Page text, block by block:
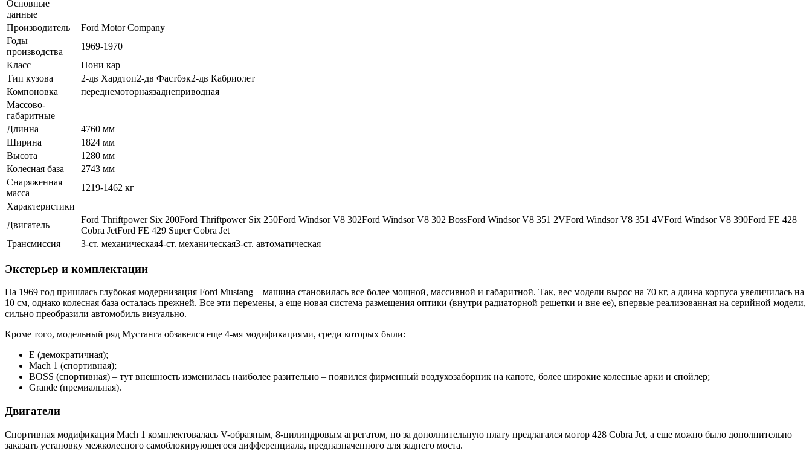
Основные
данные
Производитель
Ford Motor Company
Годы
производства
1969-1970
Класс
Пони кар
Тип кузова
2-дв Хардтоп2-дв Фастбэк2-дв Кабриолет
Компоновка
переднемоторнаязаднеприводная
Массово-
габаритные
Длинна
4760 мм
Ширина
1824 мм
Высота
1280 мм
Колесная база
2743 мм
Снаряженная
масса
1219-1462 кг
Характеристики
Двигатель
Ford Thriftpower Six 200Ford Thriftpower Six 250Ford Windsor V8 302Ford Windsor V8 302 BossFord Windsor V8 351 2VFord Windsor V8 351 4VFord Windsor V8 390Ford FE 428
Cobra JetFord FE 429 Super Cobra Jet
Трансмиссия
3-ст. механическая4-ст. механическая3-ст. автоматическая
Экстерьер и комплектации
На 1969 год пришлась глубокая модернизация Ford Mustang – машина становилась все более мощной, массивной и габаритной. Так, вес модели вырос на 70 кг, а длина корпуса увеличилась на
10 см, однако колесная база осталась прежней. Все эти перемены, а еще новая система размещения оптики (внутри радиаторной решетки и вне ее), впервые реализованная на серийной модели,
сильно преобразили автомобиль визуально.
Кроме того, модельный ряд Мустанга обзавелся еще 4-мя модификациями, среди которых были:
Е (демократичная);
Mach 1 (спортивная);
BOSS (спортивная) – тут внешность изменилась наиболее разительно – появился фирменный воздухозаборник на капоте, более широкие колесные арки и спойлер;
Grande (премиальная).
Двигатели
Спортивная модификация Mach 1 комплектовалась V-образным, 8-цилиндровым агрегатом, но за дополнительную плату предлагался мотор 428 Cobra Jet, а еще можно было дополнительно
заказать установку межколесного самоблокирующегося дифференциала, предназначенного для заднего моста.